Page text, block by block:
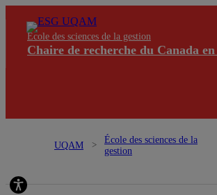
École des sciences de la gestion
Chaire de recherche du Canada
UQAM
École des sciences de la
gestion